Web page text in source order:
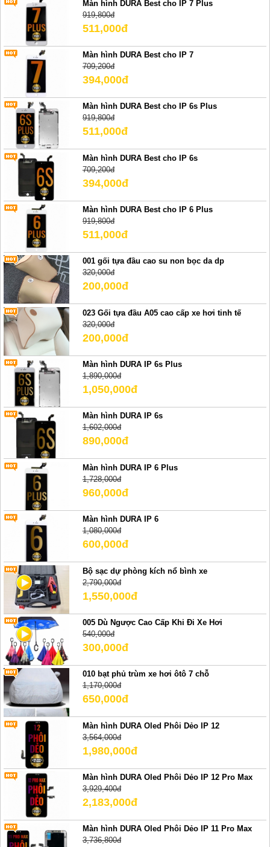
Màn hình DURA Best cho IP 7 Plus
919,800đ
511,000đ
Màn hình DURA Best cho IP 7
709,200đ
394,000đ
Màn hình DURA Best cho IP 6s Plus
919,800đ
511,000đ
Màn hình DURA Best cho IP 6s
709,200đ
394,000đ
Màn hình DURA Best cho IP 6 Plus
919,800đ
511,000đ
001 gối tựa đầu cao su non bọc da dp
320,000đ
200,000đ
023 Gối tựa đầu A05 cao cấp xe hơi tinh tế
320,000đ
200,000đ
Màn hình DURA IP 6s Plus
1,890,000đ
1,050,000đ
Màn hình DURA IP 6s
1,602,000đ
890,000đ
Màn hình DURA IP 6 Plus
1,728,000đ
960,000đ
Màn hình DURA IP 6
1,080,000đ
600,000đ
Bộ sạc dự phòng kích nổ bình xe
2,790,000đ
1,550,000đ
005 Dù Ngược Cao Cấp Khi Đi Xe Hơi
540,000đ
300,000đ
010 bạt phủ trùm xe hơi ôtô 7 chỗ
1,170,000đ
650,000đ
Màn hình DURA Oled Phôi Dẻo IP 12
3,564,000đ
1,980,000đ
Màn hình DURA Oled Phôi Dẻo IP 12 Pro Max
3,929,400đ
2,183,000đ
Màn hình DURA Oled Phôi Dẻo IP 11 Pro Max
3,736,800đ